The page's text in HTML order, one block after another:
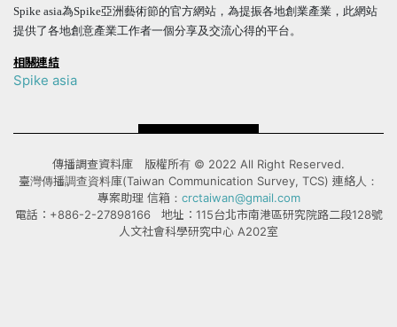
Spike asia為Spike亞洲藝術節的官方網站，為提振各地創業產業，此網站
提供了各地創意產業工作者一個分享及交流心得的平台。
相關連結
Spike asia
傳播調查資料庫 版權所有 © 2022 All Right Reserved.
臺灣傳播調查資料庫(Taiwan Communication Survey, TCS) 連絡人：
專案助理 信箱： crctaiwan@gmail.com
電話：+886-2-27898166 地址：115台北市南港區研究院路二段128號
人文社會科學研究中心 A202室